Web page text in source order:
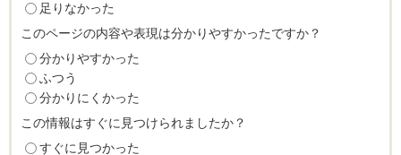
足りなかった
このページの内容や表現は分かりやすかったですか？
分かりやすかった
ふつう
分かりにくかった
この情報はすぐに見つけられましたか？
すぐに見つかった